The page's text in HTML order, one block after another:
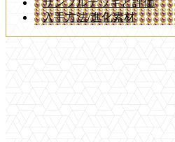
入手方法/進化素材